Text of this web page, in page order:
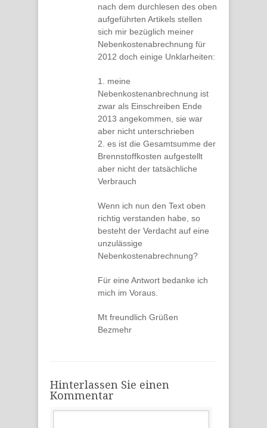
nach dem durchlesen des oben
aufgeführten Artikels stellen
sich mir bezüglich meiner
Nebenkostenabrechnung für
2012 doch einige Unklarheiten:
1. meine
Nebenkostenanbrechnung ist
zwar als Einschreiben Ende
2013 angekommen, sie war
aber nicht unterschrieben
2. es ist die Gesamtsumme der
Brennstoffkosten aufgestellt
aber nicht der tatsächliche
Verbrauch
Wenn ich nun den Text oben
richtig verstanden habe, so
besteht der Verdacht auf eine
unzulässige
Nebenkostenabrechnung?
Für eine Antwort bedanke ich
mich im Voraus.
Mt freundlich Grüßen
Bezmehr
Hinterlassen Sie einen
Kommentar